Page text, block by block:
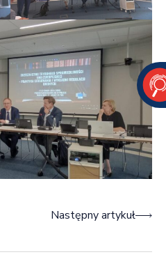
Następny artykuł